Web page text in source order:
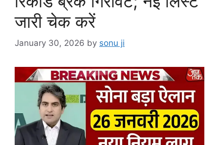
जारी चेक करें
January 30, 2026 by sonu ji